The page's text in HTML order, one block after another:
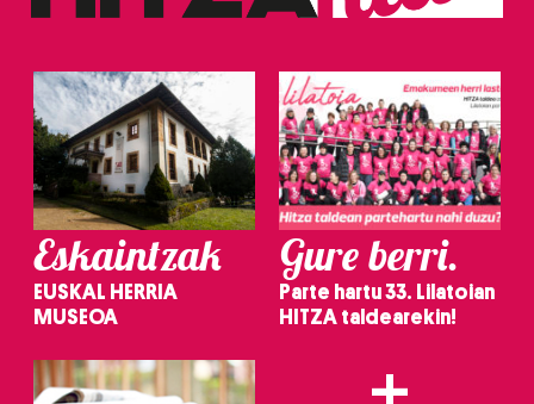
Eskaintzak
EUSKAL HERRIA
MUSEOA
Gure berri.
Parte hartu 33. Lilatoian
HITZA taldearekin!